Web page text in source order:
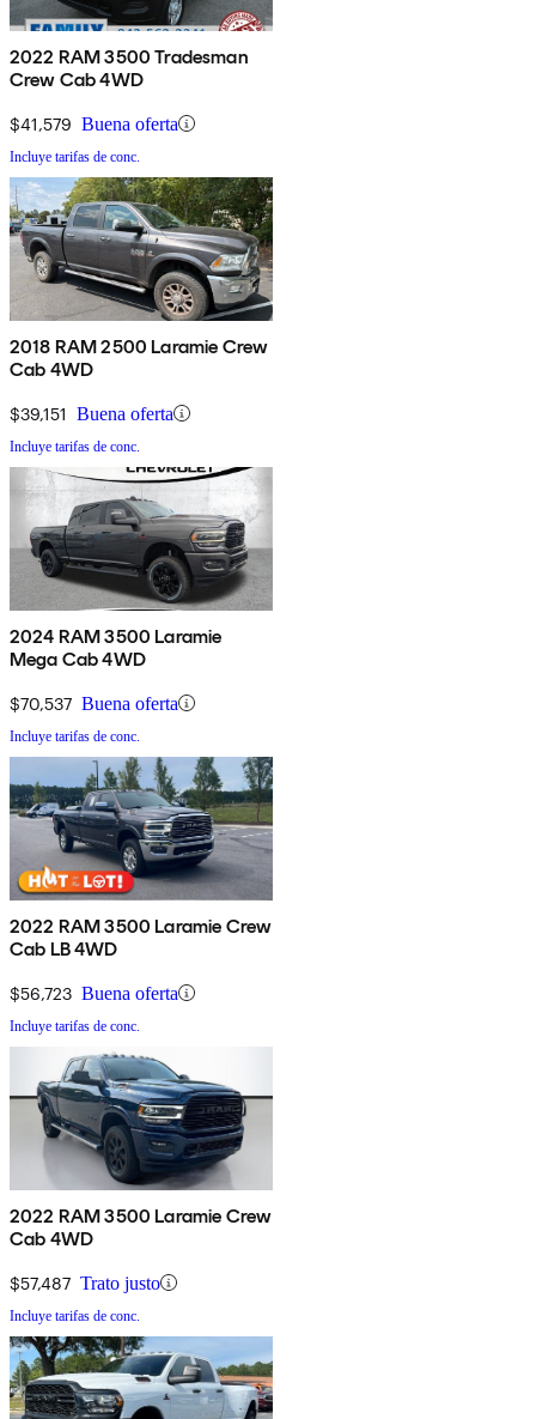
2022 RAM 3500 Tradesman
Crew Cab 4WD
$41,579 Buena oferta
Incluye tarifas de conc.
2018 RAM 2500 Laramie Crew
Cab 4WD
$39,151 Buena oferta
Incluye tarifas de conc.
2024 RAM 3500 Laramie
Mega Cab 4WD
$70,537 Buena oferta
Incluye tarifas de conc.
2022 RAM 3500 Laramie Crew
Cab LB 4WD
$56,723 Buena oferta
Incluye tarifas de conc.
2022 RAM 3500 Laramie Crew
Cab 4WD
$57,487 Trato justo
Incluye tarifas de conc.